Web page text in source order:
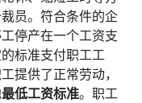
员。符合条件的企
停产在一个工资支
标准支付职工工
提供了正常劳动，
最低工资标准。职工